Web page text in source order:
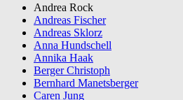
Andrea Rock
Andreas Fischer
Andreas Sklorz
Anna Hundschell
Annika Haak
Berger Christoph
Bernhard Manetsberger
Caren Jung